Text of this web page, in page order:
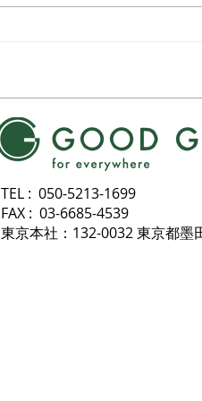
TEL : 050-5213-1699
FAX : 03-6685-4539
東京本社：132-0032 東京都墨